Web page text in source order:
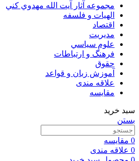
مجموعه آثار آيت الله مهدوي كني
الهیات و فلسفه
اقتصاد
مديريت
علوم سياسي
فرهنگ و ارتباطات
حقوق
آموزش زبان و قواعد
علاقه مندی
مقایسه
سبد خرید
بستن
0 مقایسه
0 علاقه مندی